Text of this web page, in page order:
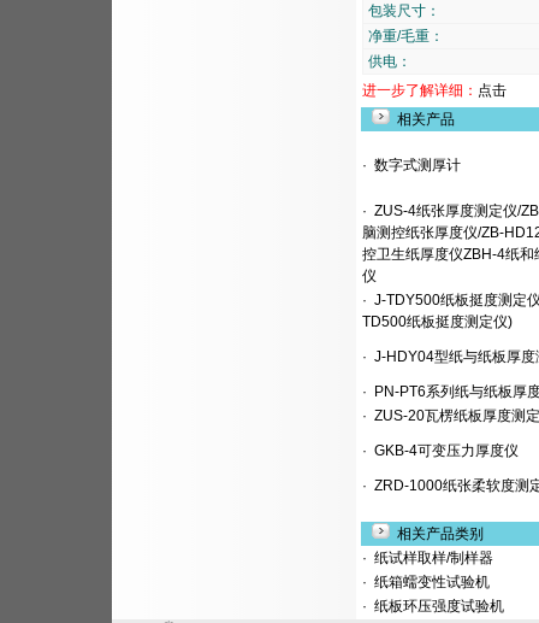
包装尺寸：
净重/毛重：
供电：
进一步了解详细： 点击
相关产品
· 数字式测厚计
· ZUS-4纸张厚度测定仪/
脑测控纸张厚度仪/ZB-
控卫生纸厚度仪ZBH-4纸和
仪
· J-TDY500纸板挺度测定
TD500纸板挺度测定仪)
· J-HDY04型纸与纸板厚度
· PN-PT6系列纸与纸板厚
· ZUS-20瓦楞纸板厚度测
· GKB-4可变压力厚度仪
· ZRD-1000纸张柔软度测
相关产品类别
· 纸试样取样/制样器
· 纸箱蠕变性试验机
· 纸板环压强度试验机